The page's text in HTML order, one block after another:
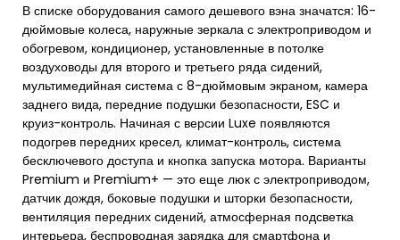
В списке оборудования самого дешевого вэна значатся: 16-
дюймовые колеса, наружные зеркала с электроприводом и
обогревом, кондиционер, установленные в потолке
воздуховоды для второго и третьего ряда сидений,
мультимедийная система с 8-дюймовым экраном, камера
заднего вида, передние подушки безопасности, ESC и
круиз-контроль. Начиная с версии Luxe появляются
подогрев передних кресел, климат-контроль, система
бесключевого доступа и кнопка запуска мотора. Варианты
Premium и Premium+ — это еще люк с электроприводом,
датчик дождя, боковые подушки и шторки безопасности,
вентиляция передних сидений, атмосферная подсветка
интерьера, беспроводная зарядка для смартфона и